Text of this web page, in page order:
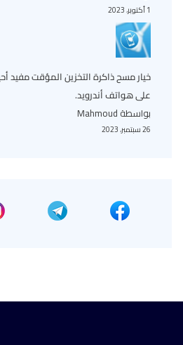
1 أكتوبر، 2023
خيار مسح ذاكرة التخزين المؤقت مفيد
على هواتف أندرويد.
بواسطة Mahmoud
26 سبتمبر، 2023